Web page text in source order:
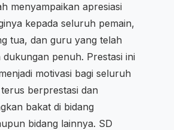
menyampaikan apresiasi
kepada seluruh pemain,
tua, dan guru yang telah
dukungan penuh. Prestasi ini
motivasi bagi seluruh
berprestasi dan
bakat di bidang
bidang lainnya. SD